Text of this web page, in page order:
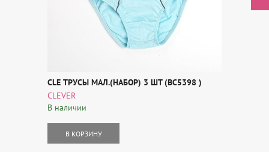
CLE ТРУСЫ МАЛ.(НАБОР) 3 ШТ (BC5398 )
CLEVER
В наличии
В КОРЗИНУ